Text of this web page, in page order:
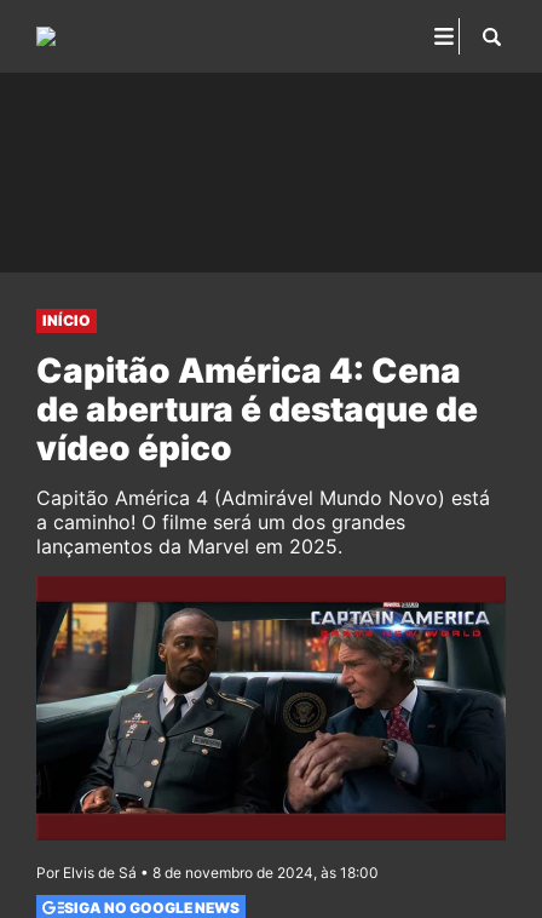
INÍCIO
Capitão América 4: Cena
de abertura é destaque de
vídeo épico
Capitão América 4 (Admirável Mundo Novo) está
a caminho! O filme será um dos grandes
lançamentos da Marvel em 2025.
Por Elvis de Sá • 8 de novembro de 2024, às 18:00
SIGA NO GOOGLE NEWS